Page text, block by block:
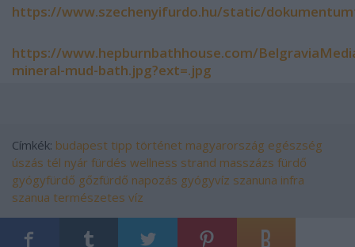
https://www.szechenyifurdo.hu/static/
https://www.hepburnbathhouse.com/
mineral-mud-bath.jpg?ext=.jpg
Címkék: budapest tipp történet magyarország egészség
úszás tél nyár fürdés wellness strand masszázs fürdő
gyógyfürdő gőzfürdő napozás gyógyvíz szanuna infra
szanua természetes víz